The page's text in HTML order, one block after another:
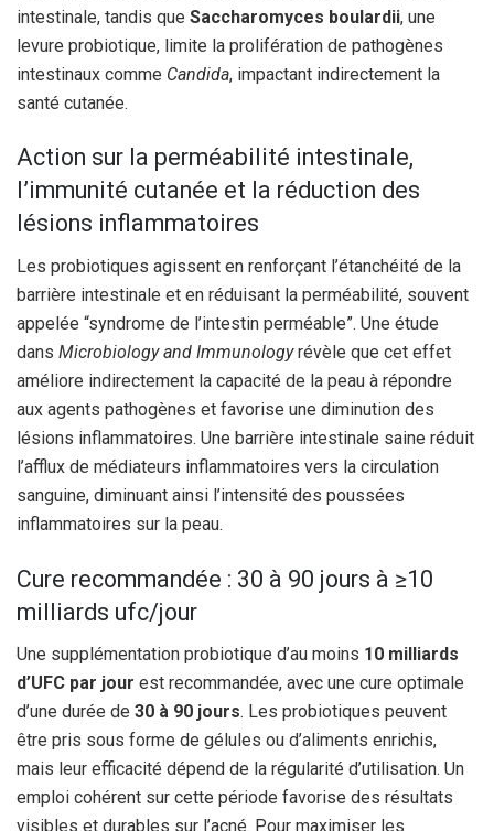
intestinale, tandis que Saccharomyces boulardii, une
levure probiotique, limite la prolifération de pathogènes
intestinaux comme Candida, impactant indirectement la
santé cutanée.
Action sur la perméabilité intestinale,
l’immunité cutanée et la réduction des
lésions inflammatoires
Les probiotiques agissent en renforçant l’étanchéité de la
barrière intestinale et en réduisant la perméabilité, souvent
appelée “syndrome de l’intestin perméable”. Une étude
dans Microbiology and Immunologyrévèle que cet effet
améliore indirectement la capacité de la peau à répondre
aux agents pathogènes et favorise une diminution des
lésions inflammatoires. Une barrière intestinale saine réduit
l’afflux de médiateurs inflammatoires vers la circulation
sanguine, diminuant ainsi l’intensité des poussées
inflammatoires sur la peau.
Cure recommandée : 30 à 90 jours à ≥10
milliards ufc/jour
Une supplémentation probiotique d’au moins 10 milliards
d’UFC par jour est recommandée, avec une cure optimale
d’une durée de 30 à 90 jours. Les probiotiques peuvent
être pris sous forme de gélules ou d’aliments enrichis,
mais leur efficacité dépend de la régularité d’utilisation. Un
emploi cohérent sur cette période favorise des résultats
visibles et durables sur l’acné. Pour maximiser les